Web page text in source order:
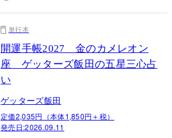
単行本
開運手帳2027 金のカメレオン
座 ゲッターズ飯田の五星三心占
い
ゲッターズ飯田
定価2,035円（本体1,850円＋税）
発売日:2026.09.11